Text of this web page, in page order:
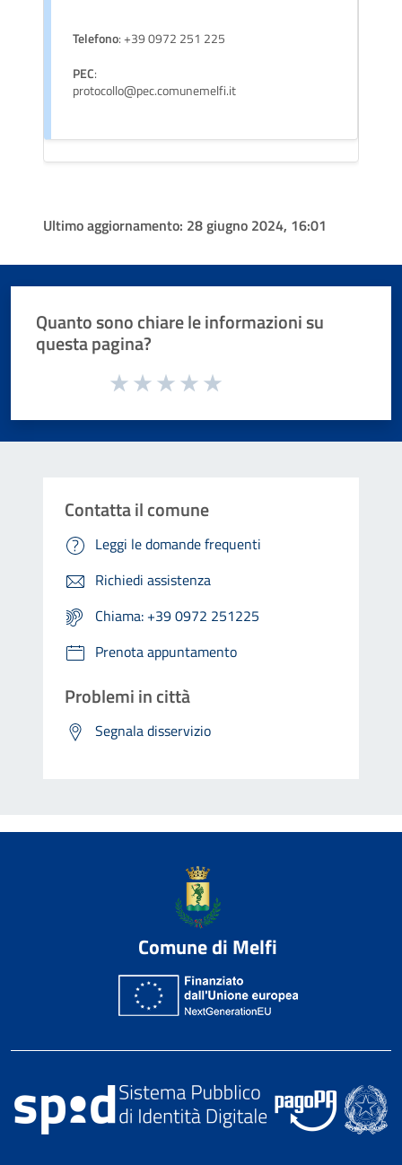
Telefono: +39 0972 251 225
PEC:
protocollo@pec.comunemelfi.it
Ultimo aggiornamento: 28 giugno 2024, 16:01
Quanto sono chiare le informazioni su
questa pagina?
Valuta da 1 a 5 stelle la pagina
Contatta il comune
Leggi le domande frequenti
Richiedi assistenza
Chiama: +39 0972 251225
Prenota appuntamento
Problemi in città
Segnala disservizio
Comune di Melfi